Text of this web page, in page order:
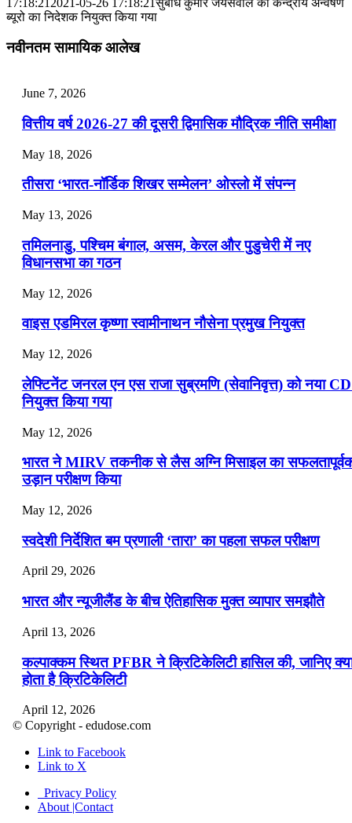
July 25, 2026
📝 डेली करेंट अफेयर्स: 22-24 जुलाई 2026
July 22, 2026
📝 डेली करेंट अफेयर्स: 19-21 जुलाई 2026
July 19, 2026
📝 डेली करेंट अफेयर्स: 16-18 जुलाई 2026
ब्‍यूरो का निदेशक नियुक्‍त किया गया
नवीनतम सामायिक आलेख
June 7, 2026
वित्तीय वर्ष 2026-27 की दूसरी द्विमासिक मौद्रिक नीति समीक्षा
May 18, 2026
तीसरा ‘भारत-नॉर्डिक शिखर सम्मेलन’ ओस्लो में संपन्न
May 13, 2026
तमिलनाडु, पश्चिम बंगाल, असम, केरल और पुडुचेरी में नए
विधानसभा का गठन
May 12, 2026
वाइस एडमिरल कृष्णा स्वामीनाथन नौसेना प्रमुख नियुक्त
May 12, 2026
लेफ्टिनेंट जनरल एन एस राजा सुब्रमणि (सेवानिवृत्त) को नया
नियुक्त किया गया
May 12, 2026
भारत ने MIRV तकनीक से लैस अग्नि मिसाइल का
उड़ान परीक्षण किया
May 12, 2026
स्वदेशी निर्देशित बम प्रणाली ‘तारा’ का पहला सफल परीक्षण
April 29, 2026
भारत और न्यूजीलैंड के बीच ऐतिहासिक मुक्त व्यापार समझौते
April 13, 2026
कल्पाक्कम स्थित PFBR ने क्रिटिकेलिटी हासिल की, जानिए
होता है क्रिटिकेलिटी
April 12, 2026
April 9, 2026
नासा का आर्टेमिस-2 मिशन: मनुष्य एक बार फिर से चंद्रमा के
पहुंचा
© Copyright - edudose.com
Link to Facebook
Link to X
Privacy Policy
About |Contact